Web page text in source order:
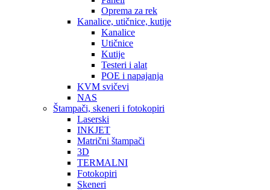
Oprema za rek
Kanalice, utičnice, kutije
Kanalice
Utičnice
Kutije
Testeri i alat
POE i napajanja
KVM svičevi
NAS
Štampači, skeneri i fotokopiri
Laserski
INKJET
Matrični štampači
3D
TERMALNI
Fotokopiri
Skeneri